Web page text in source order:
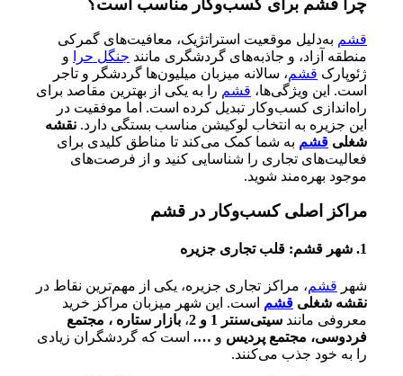
قشم به‌دلیل موقعیت استراتژیک، معافیت‌های گمرکی
منطقه آزاد، و جاذبه‌های گردشگری مانند جنگل حرا
و
ژئوپارک قشم، سالانه میزبان میلیون‌ها گردشگر و تاجر
است. این ویژگی‌ها، قشم را به یکی از بهترین مقاصد برای
راه‌اندازی کسب‌وکار تبدیل کرده است. اما موفقیت در
این جزیره به انتخاب لوکیشن مناسب بستگی دارد. نقشه
شغلی قشم به شما کمک می‌کند تا مناطق کلیدی برای
فعالیت‌های تجاری را شناسایی کنید و از فرصت‌های
موجود بهره‌مند شوید.
مراکز اصلی کسب‌وکار در قشم
1. شهر قشم: قلب تجاری جزیره
شهر قشم، مراکز تجاری جزیره، یکی از مهم‌ترین نقاط در
نقشه شغلی قشم است. این شهر میزبان مراکز خرید
معروفی مانند سیتی‌سنتر 1 و 2 ، بازار ستاره ، مجتمع
فردوسی، مجتمع پردیس و …. است که گردشگران زیادی
را به خود جذب می‌کنند.